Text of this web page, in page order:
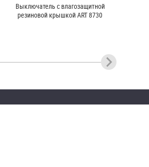
Выключатель с влагозащитной
резиновой крышкой ART 8730
телескопический ART 8707